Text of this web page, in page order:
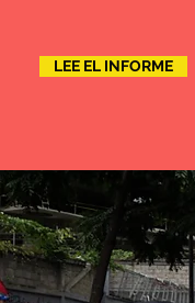
LEE EL INFORME